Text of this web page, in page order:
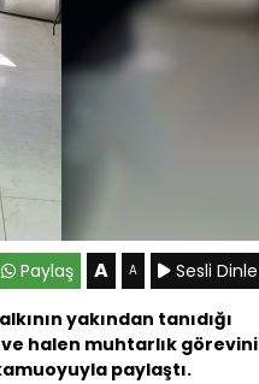
Paylaş A A
Sesli Dinle
yakından tanıdığı
halen muhtarlık görevini
paylaştı.